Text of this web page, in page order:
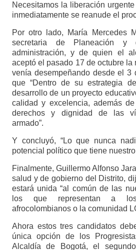
Necesitamos la liberación
inmediatamente se reanude el
Por otro lado, María Mercedes
secretaria de Planeación
administración, y de quien el
aceptó el pasado 17 de octubre la
venía desempeñando desde el
que “Dentro de su estrategia
desarrollo de un proyecto
calidad y excelencia, además
derechos y dignidad de las
armado”.
Y concluyó, “Lo que nunca
potencial político que tiene
Finalmente, Guillermo Alfonso
salud y de gobierno del Distrito,
estará unida “al común de las
los que representan a
afrocolombianos o la comunidad
Ahora estos tres candidatos
única opción de los
Alcaldía de Bogotá, el